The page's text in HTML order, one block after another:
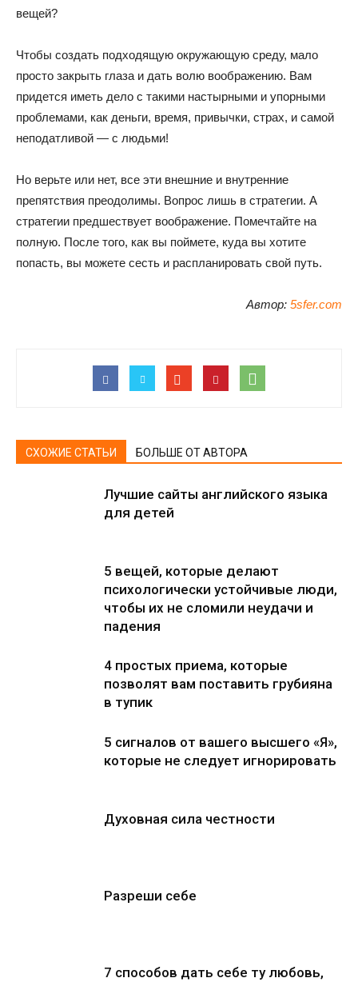
вещей?
Чтобы создать подходящую окружающую среду, мало
просто закрыть глаза и дать волю воображению. Вам
придется иметь дело с такими настырными и упорными
проблемами, как деньги, время, привычки, страх, и самой
неподатливой — с людьми!
Но верьте или нет, все эти внешние и внутренние
препятствия преодолимы. Вопрос лишь в стратегии. А
стратегии предшествует воображение. Помечтайте на
полную. После того, как вы поймете, куда вы хотите
попасть, вы можете сесть и распланировать свой путь.
Автор: 5sfer.com
СХОЖИЕ СТАТЬИ БОЛЬШЕ ОТ АВТОРА
Лучшие сайты английского языка
для детей
5 вещей, которые делают
психологически устойчивые люди,
чтобы их не сломили неудачи и
падения
4 простых приема, которые
позволят вам поставить грубияна
в тупик
5 сигналов от вашего высшего «Я»,
которые не следует игнорировать
Духовная сила честности
Разреши себе
7 способов дать себе ту любовь,